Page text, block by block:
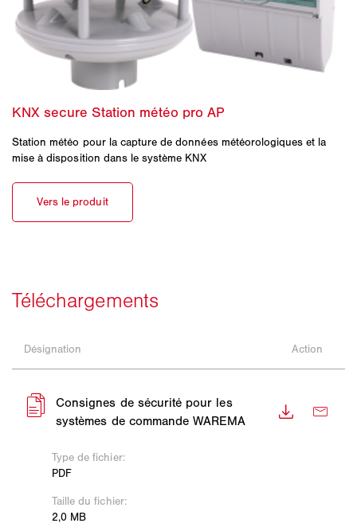
Station météo pour la capture de données météorologiques et la
mise à disposition dans le système KNX